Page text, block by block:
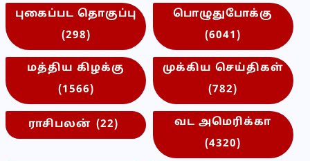
புகைப்பட தொகுப்பு
(298)
பொழுதுபோக்கு
(6041)
மத்திய கிழக்கு
(1566)
முக்கிய செய்திகள்
(782)
ராசிபலன் (22)
வட அமெரிக்கா
(4320)